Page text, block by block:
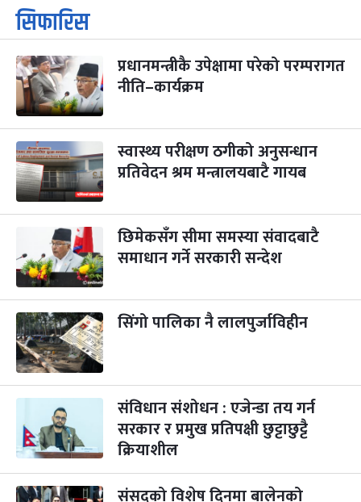
१
आइत
कार्तिक सङ्क्रान्ति
कार्तिक १, २०८३
३
मंगल
महानवमी
कार्तिक ३, २०८३-Oct 20, 2026
२ महिना बाँकी
४
बुध कार्तिक ४, २०८३ Oct 21, 2026
५
बिहि
पापा‌ङ्कुशा एकादशी व्रत
कार्तिक ५, २०८३
२ महिना बाँकी
२२
आइत
कुकुर तिहार
कार्तिक २२, २०८३-Nov 8, 2026
३ महिना बाँकी
२३
सोम
गाई पूजा
कार्तिक २३, २०८३ -
२४
मंगल
गोरुपुजा
कार्तिक २४, २०८३
२५
बुध
भाइटीका
कार्तिक २५, २०८३-Nov 11, 2026
३ महिना बाँकी
२९
आइत
छठपर्व
कार्तिक २९, २०८३-Nov 15, 2026
सिफारिस
प्रधानमन्त्रीकै उपेक्षामा परेको परम्परागत
नीति–कार्यक्रम
स्वास्थ्य परीक्षण ठगीको अनुसन्धान
प्रतिवेदन श्रम मन्त्रालयबाटै गायब
छिमेकसँग सीमा समस्या संवादबाटै
समाधान गर्ने सरकारी सन्देश
सिंगो पालिका नै लालपुर्जाविहीन
संविधान संशोधन : एजेन्डा तय गर्न
सरकार र प्रमुख प्रतिपक्षी छुट्टाछुट्टै
क्रियाशील